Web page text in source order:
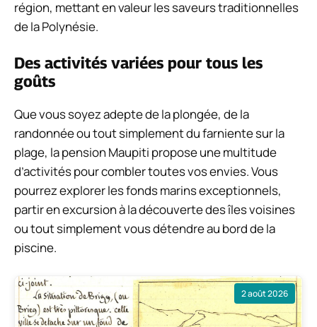
région, mettant en valeur les saveurs traditionnelles
de la Polynésie.
Des activités variées pour tous les
goûts
Que vous soyez adepte de la plongée, de la
randonnée ou tout simplement du farniente sur la
plage, la pension Maupiti propose une multitude
d’activités pour combler toutes vos envies. Vous
pourrez explorer les fonds marins exceptionnels,
partir en excursion à la découverte des îles voisines
ou tout simplement vous détendre au bord de la
piscine.
2 août 2026